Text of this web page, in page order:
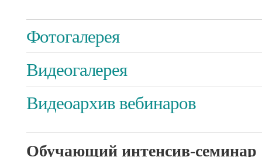
Фотогалерея
Видеогалерея
Видеоархив вебинаров
Обучающий интенсив-